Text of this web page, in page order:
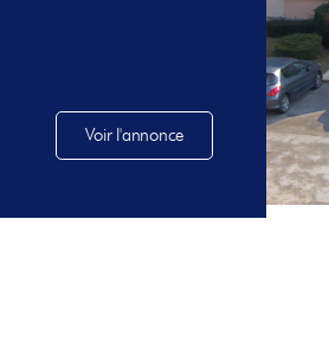
Voir l'annonce